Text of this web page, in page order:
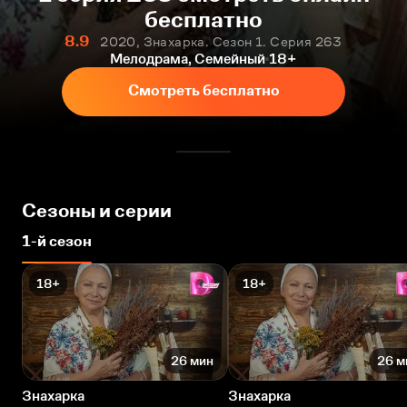
бесплатно
8.9
2020, Знахарка. Сезон 1. Серия 263
Мелодрама, Семейный 18+
Смотреть бесплатно
Сезоны и серии
1-й сезон
18+
26 мин
Знахарка
18+
26
Знахарка